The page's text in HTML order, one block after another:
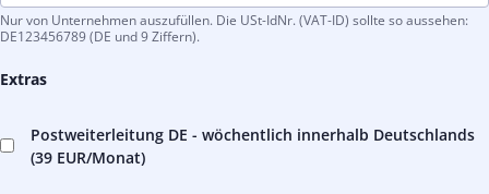
Nur von Unternehmen auszufüllen. Die USt-IdNr. (VAT-ID) sollte so aussehen:
DE123456789 (DE und 9 Ziffern).
Extras
Postweiterleitung DE - wöchentlich innerhalb Deutschlands
(39 EUR/Monat)